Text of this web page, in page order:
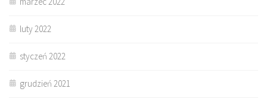
luty 2022
styczeń 2022
grudzień 2021